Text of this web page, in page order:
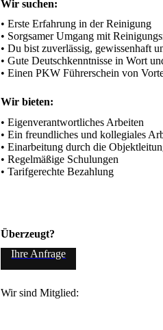
Wir suchen:
• Erste Erfahrung in der Reinigung
• Sorgsamer Umgang mit
• Du bist zuverlässig, gewissenhaft
• Gute Deutschkenntnisse in Wort
• Einen PKW Führerschein von
Wir bieten:
• Eigenverantwortliches Arbeiten
• Ein freundliches und kollegiales
• Einarbeitung durch die
• Regelmäßige Schulungen
• Tarifgerechte Bezahlung
Überzeugt?
Ihre Anfrage
Wir sind Mitglied: